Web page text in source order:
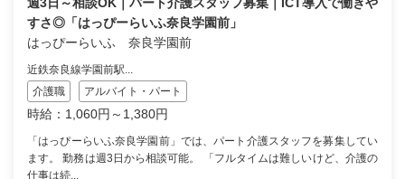
すさ◎「はっぴーらいふ奈良学園前」
はっぴーらいふ 奈良学園前
近鉄奈良線学園前駅...
介護職
アルバイト・パート
時給：1,060円～1,380円
「はっぴーらいふ奈良学園前」では、パート介護スタッフを募集してい
ます。 勤務は週3日から相談可能。 「フルタイムは難しいけど、介護の
仕事は続...